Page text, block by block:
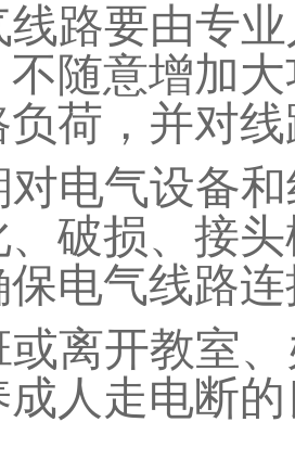
线路要由专
不随意增加
荷，并对
对电气设备
破损、接
电气线路
或离开教室
成人走电断